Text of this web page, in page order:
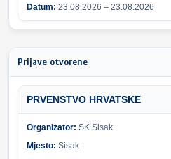
Datum: 23.08.2026 – 23.08.2026
Prijave otvorene
PRVENSTVO HRVATSKE
Organizator: SK Sisak
Mjesto: Sisak